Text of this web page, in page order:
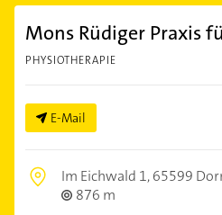
Mons Rüdiger Praxis
PHYSIOTHERAPIE
E-Mail
Im Eichwald 1,65599
876 m